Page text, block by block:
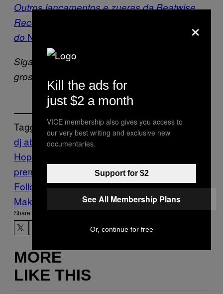
Outros lançamentos e zueras da Beatwise
Recordings estão lá com nos nossos irmãos
do Noisey
Siga o Eduardo Roberto no Twitter para mais
groselha crítica e Palmeiras:
Tagged:
dj abud
Future Beats
Hop
premieres
Voodoohop Words
Follow Us On Discover
Make Us Preferred In Top Stories
Share:
MORE
LIKE THIS
×
Kill the ads for
just $2 a month
VICE membership also gives you access to
our very best writing and exclusive new
documentaries.
Support for $2
See All Membership Plans
Or, continue for free